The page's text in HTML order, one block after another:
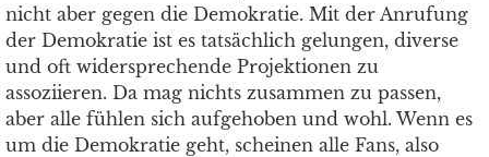
nicht aber gegen die Demokratie. Mit der Anrufung
der Demokratie ist es tatsächlich gelungen, diverse
und oft widersprechende Projektionen zu
assoziieren. Da mag nichts zusammen zu passen,
aber alle fühlen sich aufgehoben und wohl. Wenn es
um die Demokratie geht, scheinen alle Fans, also